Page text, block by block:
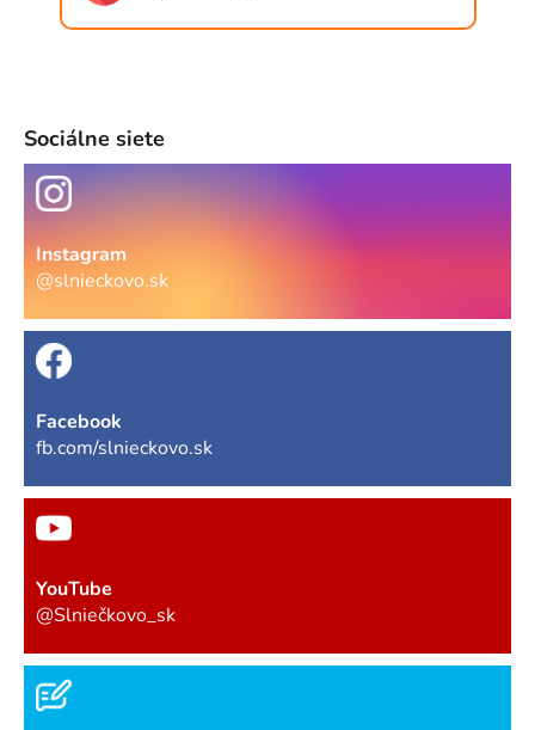
Sociálne siete
Instagram
@slnieckovo.sk
Facebook
fb.com/slnieckovo.sk
YouTube
@Slniečkovo_sk